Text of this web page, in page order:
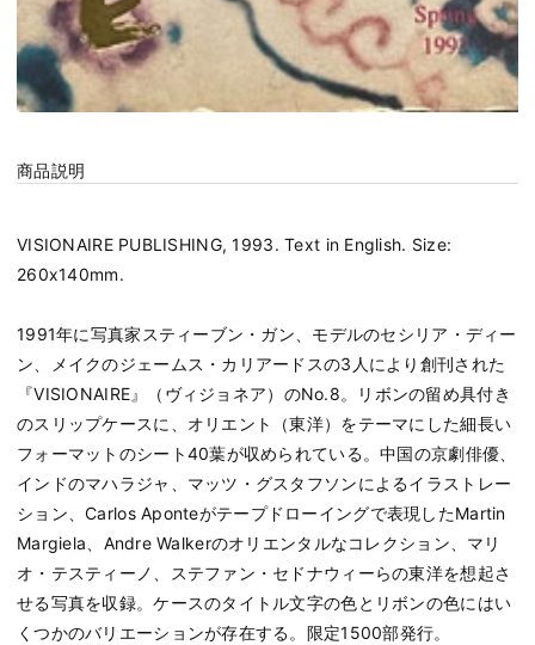
商品説明
VISIONAIRE PUBLISHING, 1993. Text in English. Size:
260x140mm.
1991年に写真家スティーブン・ガン、モデルのセシリア・ディー
ン、メイクのジェームス・カリアードスの3人により創刊された
『VISIONAIRE』（ヴィジョネア）のNo.8。リボンの留め具付き
のスリップケースに、オリエント（東洋）をテーマにした細長い
フォーマットのシート40葉が収められている。中国の京劇俳優、
インドのマハラジャ、マッツ・グスタフソンによるイラストレー
ション、Carlos Aponteがテープドローイングで表現したMartin
Margiela、Andre Walkerのオリエンタルなコレクション、マリ
オ・テスティーノ、ステファン・セドナウィーらの東洋を想起さ
せる写真を収録。ケースのタイトル文字の色とリボンの色にはい
くつかのバリエーションが存在する。限定1500部発行。